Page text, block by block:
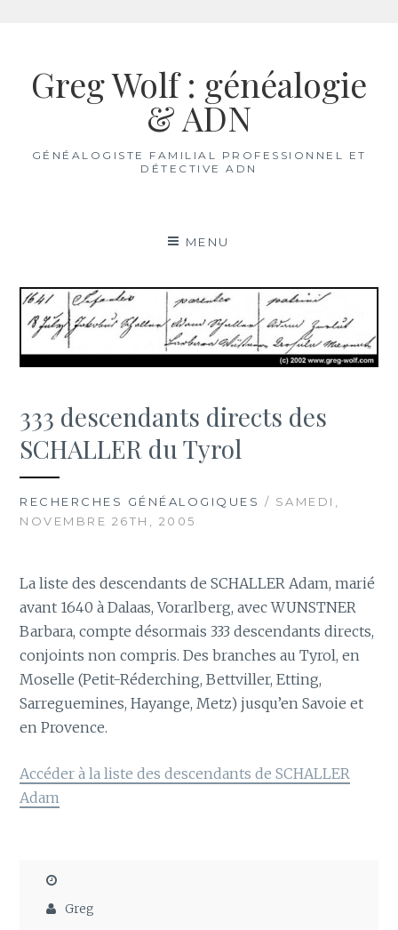
contenuGreg Wolf : généalogie
& ADN
GÉNÉALOGISTE FAMILIAL PROFESSIONNEL ET
DÉTECTIVE ADN
MENU
333 descendants directs des
SCHALLER du Tyrol
RECHERCHES GÉNÉALOGIQUES / SAMEDI,
NOVEMBRE 26TH, 2005
La liste des descendants de SCHALLER Adam, marié
avant 1640 à Dalaas, Vorarlberg, avec WUNSTNER
Barbara, compte désormais 333 descendants directs,
conjoints non compris. Des branches au Tyrol, en
Moselle (Petit-Réderching, Bettviller, Etting,
Sarreguemines, Hayange, Metz) jusqu’en Savoie et
en Provence.
Accéder à la liste des descendants de SCHALLER
Adam
Greg